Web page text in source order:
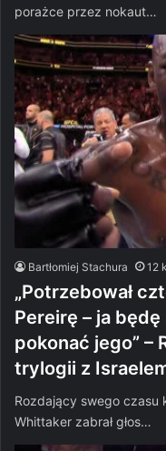
porażce przez nokaut…
Bartłomiej Stachura 12
„Potrzebował
Pereirę – ja
pokonać jego” –
trylogii z
Rozdający swego czasu
Whittaker zabrał głos…